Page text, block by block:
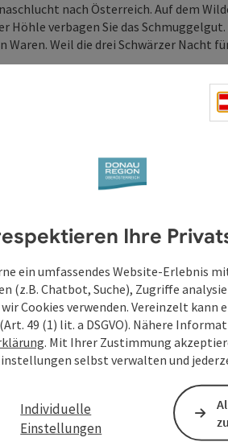
nach Österreich. Auf dem
Höhle verbagen Sie das
Weil die drei Schwärzer Nacht
Ihre
ein umfassendes Website-Erlebnis
(z.B. Chatbot, Suche), Zugriffe
Cookies verwenden. Vereinzelt
49 (1) lit. a DSGVO). Nähere
. Mit Ihrer Zustimmung
selbst verwalten und
Individuelle
Einstellungen